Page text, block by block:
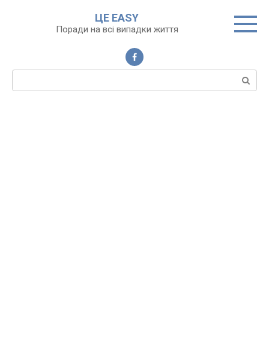
ЦЕ EASY
Поради на всі випадки життя
Пошук: